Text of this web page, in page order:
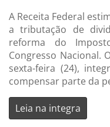
A Receita Federal
a tributação de
reforma do
Congresso Nacional.
sexta-feira (24),
compensar parte da
Leia na integra